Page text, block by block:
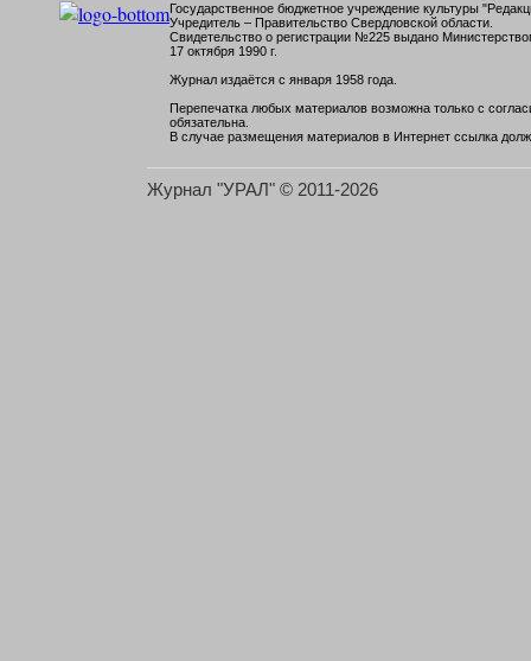
Государственное бюджетное учреждение культуры
Учредитель – Правительство Свердловской области.
Свидетельство о регистрации №225 выдано
17 октября 1990 г.
Журнал издаётся с января 1958 года.
Перепечатка любых материалов возможна только с
обязательна.
В случае размещения материалов в Интернет ссылка
Журнал "УРАЛ" © 2011-2026